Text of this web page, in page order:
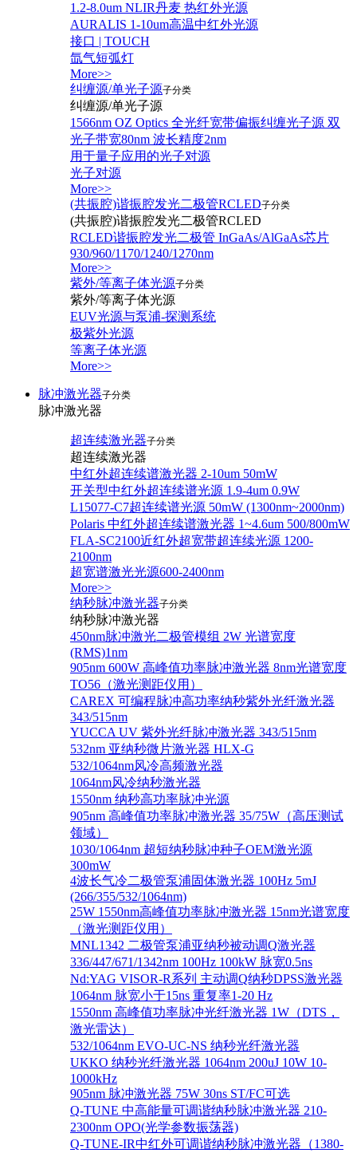
1.2-8.0um NLIR丹麦 热红外光源
AURALIS 1-10um高温中红外光源
接口 | TOUCH
氙气短弧灯
More>>
纠缠源/单光子源子分类
纠缠源/单光子源
1566nm OZ Optics 全光纤宽带偏振纠缠光子源 双
光子带宽80nm 波长精度2nm
用于量子应用的光子对源
光子对源
More>>
(共振腔)谐振腔发光二极管RCLED子分类
(共振腔)谐振腔发光二极管RCLED
RCLED谐振腔发光二极管 InGaAs/AlGaAs芯片
930/960/1170/1240/1270nm
More>>
紫外/等离子体光源子分类
紫外/等离子体光源
EUV光源与泵浦-探测系统
极紫外光源
等离子体光源
More>>
脉冲激光器子分类
脉冲激光器
超连续激光器子分类
超连续激光器
中红外超连续谱激光器 2-10um 50mW
开关型中红外超连续谱光源 1.9-4um 0.9W
L15077-C7超连续谱光源 50mW (1300nm~2000nm)
Polaris 中红外超连续谱激光器 1~4.6um 500/800mW
FLA-SC2100近红外超宽带超连续光源 1200-
2100nm
超宽谱激光光源600-2400nm
More>>
纳秒脉冲激光器子分类
纳秒脉冲激光器
450nm脉冲激光二极管模组 2W 光谱宽度
(RMS)1nm
905nm 600W 高峰值功率脉冲激光器 8nm光谱宽度
TO56（激光测距仪用）
CAREX 可编程脉冲高功率纳秒紫外光纤激光器
343/515nm
YUCCA UV 紫外光纤脉冲激光器 343/515nm
532nm 亚纳秒微片激光器 HLX-G
532/1064nm风冷高频激光器
1064nm风冷纳秒激光器
1550nm 纳秒高功率脉冲光源
905nm 高峰值功率脉冲激光器 35/75W（高压测试
领域）
1030/1064nm 超短纳秒脉冲种子OEM激光源
300mW
4波长气冷二极管泵浦固体激光器 100Hz 5mJ
(266/355/532/1064nm)
25W 1550nm高峰值功率脉冲激光器 15nm光谱宽度
（激光测距仪用）
MNL1342 二极管泵浦亚纳秒被动调Q激光器
336/447/671/1342nm 100Hz 100kW 脉宽0.5ns
Nd:YAG VISOR-R系列 主动调Q纳秒DPSS激光器
1064nm 脉宽小于15ns 重复率1-20 Hz
1550nm 高峰值功率脉冲光纤激光器 1W（DTS，
激光雷达）
532/1064nm EVO-UC-NS 纳秒光纤激光器
UKKO 纳秒光纤激光器 1064nm 200uJ 10W 10-
1000kHz
905nm 脉冲激光器 75W 30ns ST/FC可选
Q-TUNE 中高能量可调谐纳秒脉冲激光器 210-
2300nm OPO(光学参数振荡器)
Q-TUNE-IR中红外可调谐纳秒脉冲激光器（1380-